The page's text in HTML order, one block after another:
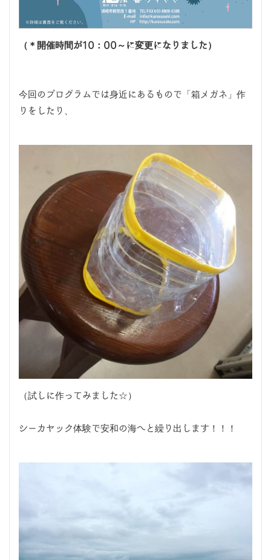
（＊開催時間が10：00～に変更になりました）
今回のプログラムでは身近にあるもので「箱メガネ」作
りをしたり、
（試しに作ってみました☆）
シーカヤック体験で安和の海へと繰り出します！！！